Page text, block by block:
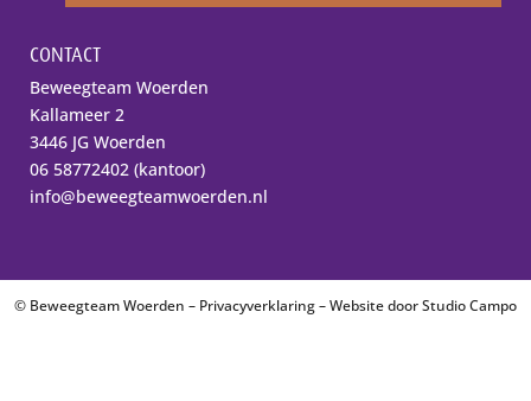
CONTACT
Beweegteam Woerden
Kallameer 2
3446 JG Woerden
06 58772402 (kantoor)
info@beweegteamwoerden.nl
© Beweegteam Woerden – Privacyverklaring– Website doorStudio Campo